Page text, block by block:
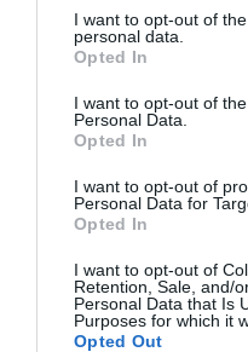
I want to opt-out of
personal data.
Opted In
I want to opt-out of
Personal Data.
Opted In
I want to opt-out of
Personal Data for
Opted In
I want to opt-out of
Retention, Sale, and/
Personal Data that Is
Purposes for which it
Opted Out
θερµοκλινές έχει γίνει
ακρίβεια για τις λίµνες
επιλίµνιο). Σε
αντιστοίχιση είναι
θάλασσα όπου
θερµοκλινούς.
αναζητούµε συνεχώς
ένα ιδιαίτερο, ασταθές